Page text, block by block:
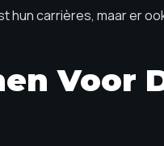
hun carrières, maar er
Voor